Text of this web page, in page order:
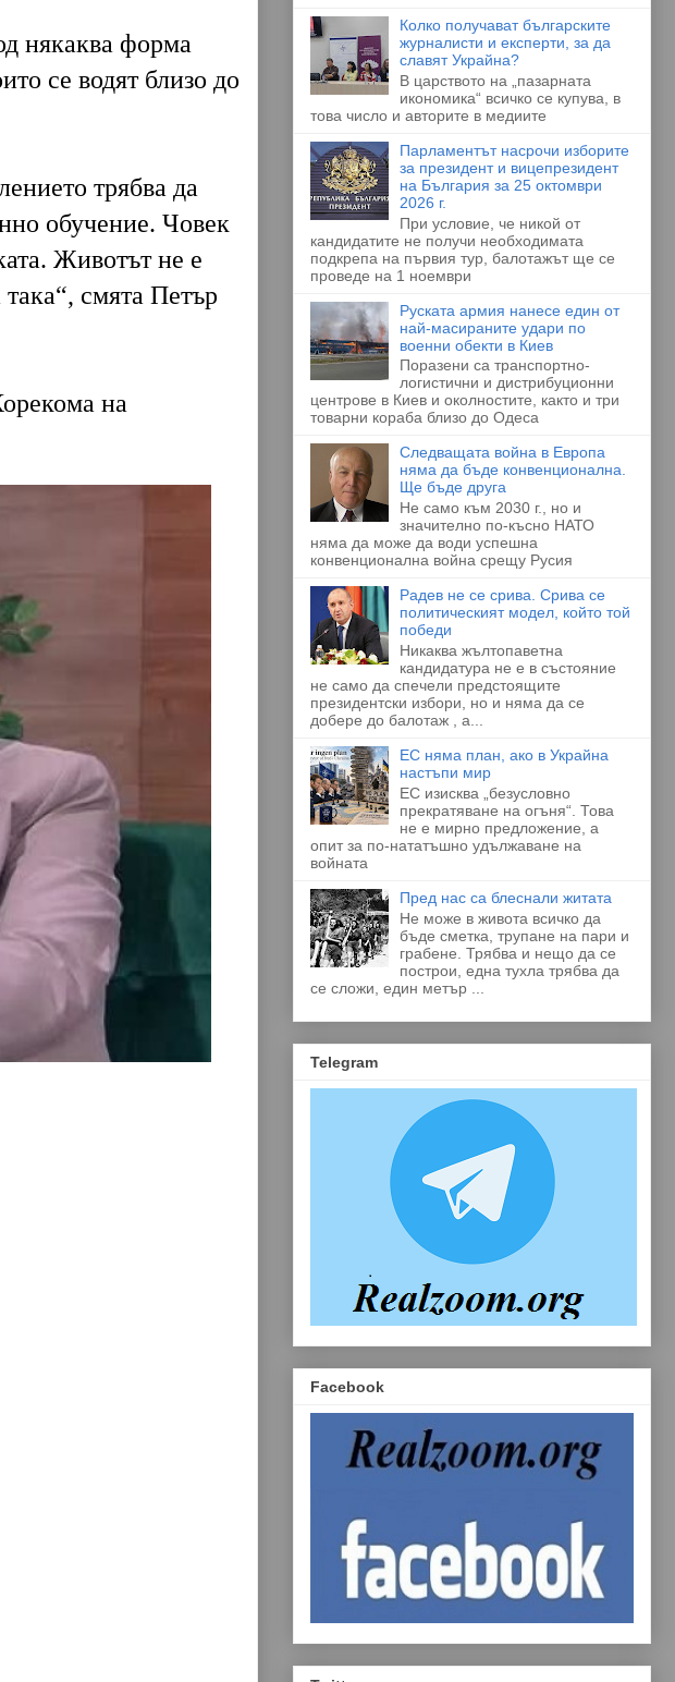
някаква форма
се водят близо до
трябва да
обучение. Човек
Животът не е
смята Петър
на
Колко получават българските
журналисти и експерти, за да
славят Украйна?
В царството на „пазарната
икономика“ всичко се купува, в
това число и авторите в медиите
Парламентът насрочи изборите
за президент и вицепрезидент
на България за 25 октомври
2026 г.
При условие, че никой от
кандидатите не получи необходимата
подкрепа на първия тур, балотажът ще се
проведе на 1 ноември
Руската армия нанесе един от
най-масираните удари по
военни обекти в Киев
Поразени са транспортно-
логистични и дистрибуционни
центрове в Киев и околностите, както и три
товарни кораба близо до Одеса
Следващата война в Европа
няма да бъде конвенционална.
Ще бъде друга
Не само към 2030 г., но и
значително по-късно НАТО
няма да може да води успешна
конвенционална война срещу Русия
Радев не се срива. Срива се
политическият модел, който той
победи
Никаква жълтопаветна
кандидатура не е в състояние
не само да спечели предстоящите
президентски избори, но и няма да се
добере до балотаж , а...
ЕС няма план, ако в Украйна
настъпи мир
ЕС изисква „безусловно
прекратяване на огъня“. Това
не е мирно предложение, а
опит за по-нататъшно удължаване на
войната
Пред нас са блеснали житата
Не може в живота всичко да
бъде сметка, трупане на пари и
грабене. Трябва и нещо да се
построи, една тухла трябва да
се сложи, един метър ...
Telegram
Facebook